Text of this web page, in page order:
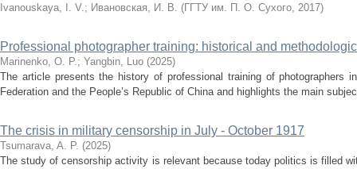
Ivanouskaya, I. V.; Ивановская, И. В. (ГГТУ им. П. О. Сухого, 2017)
Professional photographer training: historical and
Marinenko, O. P.; Yangbin, Luo (2025)
The article presents the history of professional training of photographers
Federation and the People’s Republic of China and highlights the main
The crisis in military censorship in July - October 1917
Tsumarava, A. P. (2025)
The study of censorship activity is relevant because today politics is filled